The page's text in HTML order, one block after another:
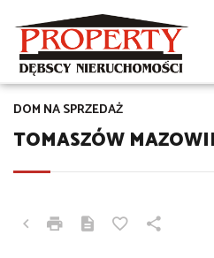
TOMASZÓW
DOM NA SPRZEDAŻ